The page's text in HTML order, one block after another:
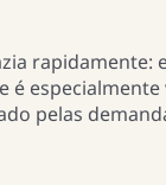
rapidamente:
é
pelas